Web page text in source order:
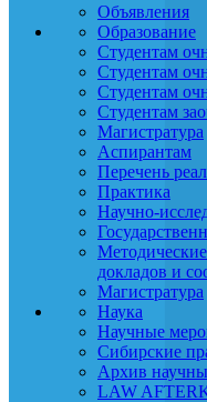
Объявления
Образование
Студентам
Студентам
Студентам
Студентам
Магистратура
Аспирантам
Перечень
Практика
Научно-
докладов и
Магистратура
Наука
Научные
Сибирские
Архив
LAW